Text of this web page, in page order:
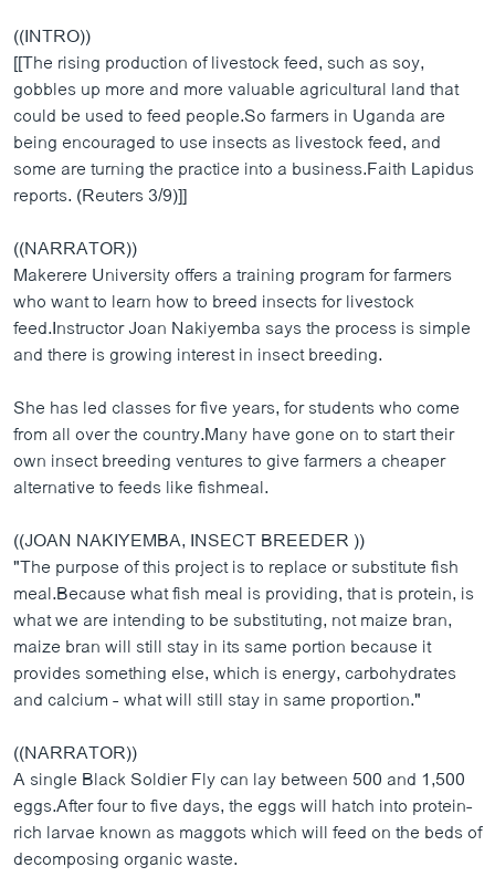
((INTRO))
[[The rising production of livestock feed, such as soy,
gobbles up more and more valuable agricultural land that
could be used to feed people.So farmers in Uganda are
being encouraged to use insects as livestock feed, and
some are turning the practice into a business.Faith Lapidus
reports. (Reuters 3/9)]]
((NARRATOR))
Makerere University offers a training program for farmers
who want to learn how to breed insects for livestock
feed.Instructor Joan Nakiyemba says the process is simple
and there is growing interest in insect breeding.
She has led classes for five years, for students who come
from all over the country.Many have gone on to start their
own insect breeding ventures to give farmers a cheaper
alternative to feeds like fishmeal.
((JOAN NAKIYEMBA, INSECT BREEDER ))
"The purpose of this project is to replace or substitute fish
meal.Because what fish meal is providing, that is protein, is
what we are intending to be substituting, not maize bran,
maize bran will still stay in its same portion because it
provides something else, which is energy, carbohydrates
and calcium - what will still stay in same proportion."
((NARRATOR))
A single Black Soldier Fly can lay between 500 and 1,500
eggs.After four to five days, the eggs will hatch into protein-
rich larvae known as maggots which will feed on the beds of
decomposing organic waste.